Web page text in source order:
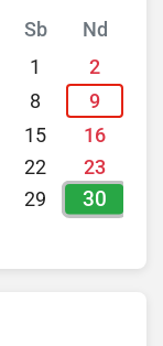
Sb
Nd
1
2
8
9
15
16
22
23
29 30